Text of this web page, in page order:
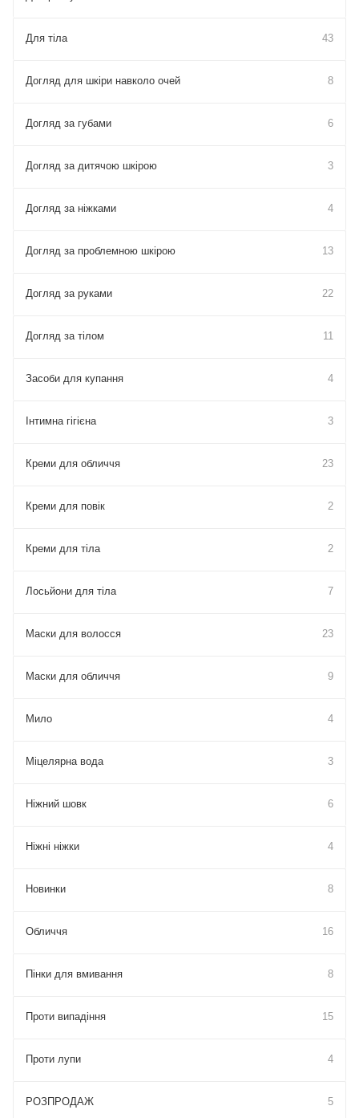
Для тіла 43
Догляд для шкіри навколо очей 8
Догляд за губами 6
Догляд за дитячою шкірою 3
Догляд за ніжками 4
Догляд за проблемною шкірою 13
Догляд за руками 22
Догляд за тілом 11
Засоби для купання 4
Інтимна гігієна 3
Креми для обличчя 23
Креми для повік 2
Креми для тіла 2
Лосьйони для тіла 7
Маски для волосся 23
Маски для обличчя 9
Мило 4
Міцелярна вода 3
Ніжний шовк 6
Ніжні ніжки 4
Новинки 8
Обличчя 16
Пінки для вмивання 8
Проти випадіння 15
Проти лупи 4
РОЗПРОДАЖ 5